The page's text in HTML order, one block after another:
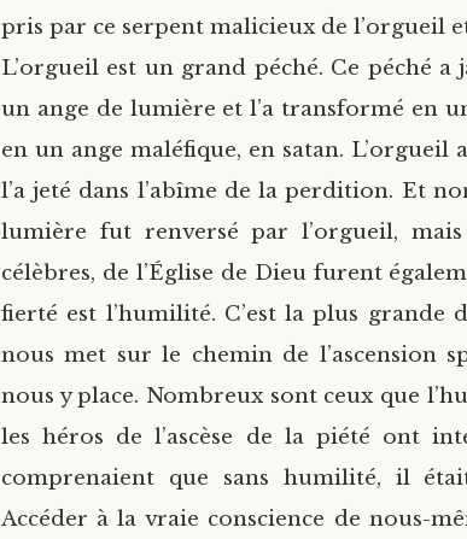
pris par ce serpent malicieux de l’orgueil
L’orgueil est un grand péché. Ce péché
un ange de lumière et l’a transformé en
en un ange maléfique, en satan.
l’a jeté dans l’abîme de la perdition. Et
lumière fut renversé par l’orgueil,
célèbres, de l’Église de Dieu furent
fierté est l’humilité. C’est la plus grande
nous met sur le chemin de l’ascension
nous y place. Nombreux sont ceux que
les héros de l’ascèse de la piété ont
comprenaient que sans humilité, il
Accéder à la vraie conscience de nous-